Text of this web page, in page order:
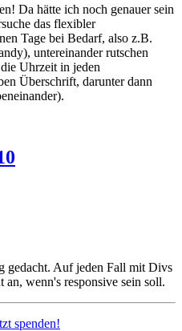
Da hätte ich noch genauer sein
das flexibler
Tage bei Bedarf, also z.B.
untereinander rutschen
Uhrzeit in jeden
Überschrift, darunter dann
gedacht. Auf jeden Fall mit Divs
an, wenn's responsive sein soll.
spenden!